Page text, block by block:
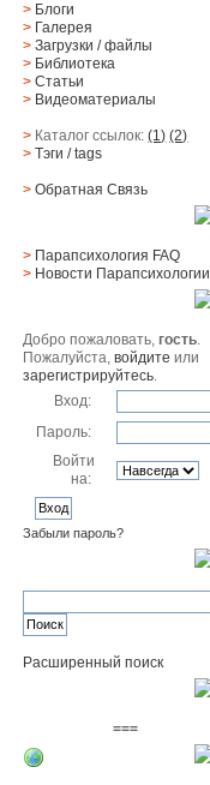
> Блоги
> Галерея
> Загрузки/файлы
> Библиотека
> Статьи
> Видеоматериалы
> Каталог ссылок:(1) (2)
> Тэги/ tags
> Обратная Cвязь
> Парапсихология FAQ
> Новости Парапсихологии
Добро пожаловать,гость.
Пожалуйста,войдите или
зарегистрируйтесь.
Вход:
Пароль:
Войти
на:
Забыли пароль?
Расширенный поиск
===